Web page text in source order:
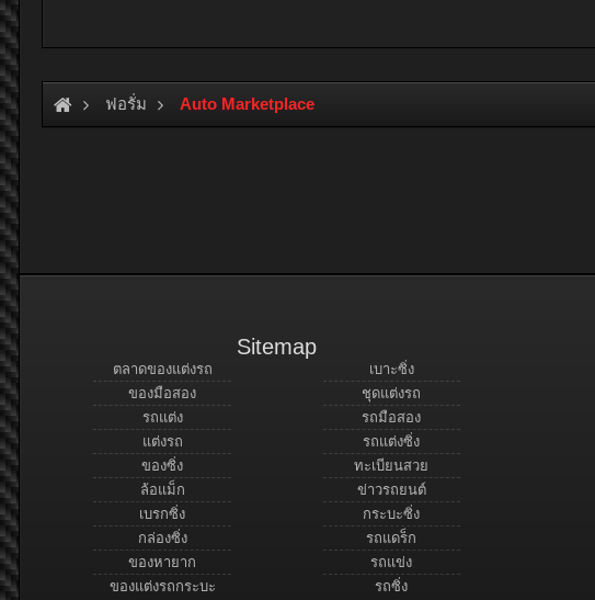
ฟอรั่ม Auto Marketplace
Sitemap
ตลาดของแต่งรถ
ของมือสอง
รถแต่ง
แต่งรถ
ของซิ่ง
ล้อแม็ก
เบรกซิ่ง
กล่องซิ่ง
ของหายาก
ของแต่งรถกระบะ
เบาะซิ่ง
ชุดแต่งรถ
รถมือสอง
รถแต่งซิ่ง
ทะเบียนสวย
ข่าวรถยนต์
กระบะซิ่ง
รถแดร็ก
รถแข่ง
รถซิ่ง